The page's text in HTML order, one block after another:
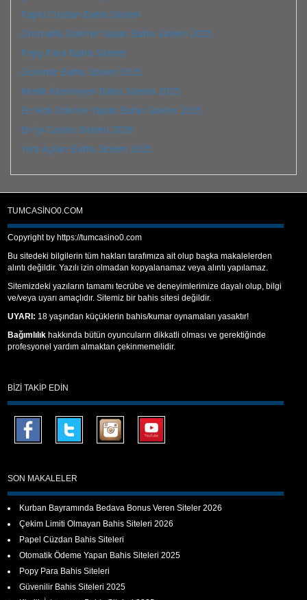
Papel Cüzdan Bahis Siteleri
Otomatik Ödeme Yapan Bahis Siteleri 2025
Popy Para Bahis Siteleri
Güvenilir Bahis Siteleri 2025
Kimlik İstemeyen Bahis Siteleri 2025
En Hızlı Ödeme Yapan Bahis Siteleri 2025
En İyi Casino Siteleri 2026
Yeni Açılan Bahis Siteleri 2025
TUMCASINO0.COM
Copyright by https://tumcasino0.com
Bu sitedeki bilgilerin tüm hakları tarafımıza ait olup başka makalelerden
alıntı değildir. Yazılı izin olmadan kopyalanamaz veya alıntı yapılamaz.
Sitemizdeki yazıların tamamı tecrübe ve deneyimlerimize dayalı olup, bilgi
ve/veya uyarı amaçlıdır. Sitemiz bir bahis sitesi değildir.
UYARI: 18 yaşından küçüklerin bahis/kumar oynamaları yasaktır!
Bağımlılık hakkında bütün oyuncuların dikkatli olması ve gerektiğinde
profesyonel yardım almaktan çekinmemelidir.
BIZI TAKIP EDIN
SON MAKALELER
Kurban Bayramında Bedava Bonus Veren Siteler 2026
Çekim Limiti Olmayan Bahis Siteleri 2026
Papel Cüzdan Bahis Siteleri
Otomatik Ödeme Yapan Bahis Siteleri 2025
Popy Para Bahis Siteleri
Güvenilir Bahis Siteleri 2025